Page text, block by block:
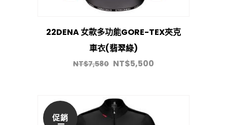
22DENA 女款多功能GORE-TEX夾克
車衣(翡翠綠)
NT$7,580 NT$5,500
促銷